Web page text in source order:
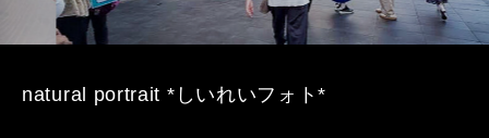
natural portrait *しいれいフォト*